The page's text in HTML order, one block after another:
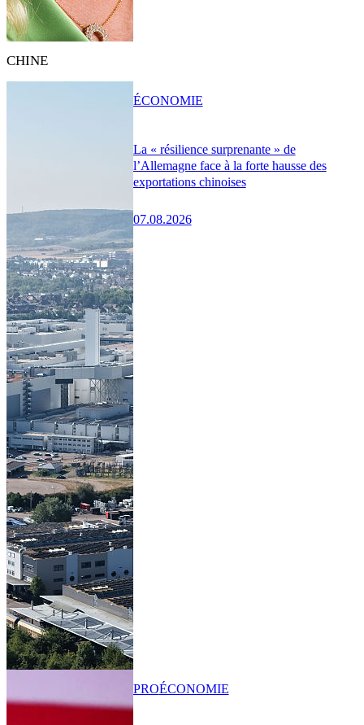
CHINE
La « résilience surprenante » de
l’Allemagne face à la forte hausse des
exportations chinoises
07.08.2026
ÉCONOMIE
PROÉCONOMIE